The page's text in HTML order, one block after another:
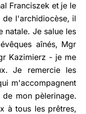
Franciszek et je le
de l'archidiocèse, il
natale. Je salue les
aînés, Mgr
Kazimierz - je me
Je remercie les
m'accompagnent
mon pèlerinage.
à tous les prêtres,